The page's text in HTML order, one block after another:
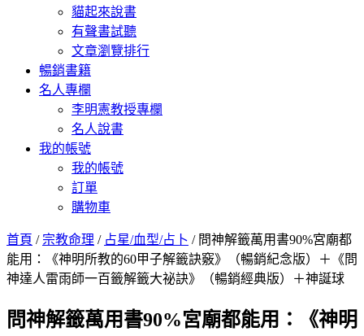
貓起來說書
有聲書試聽
文章瀏覽排行
暢銷書籍
名人專欄
李明憲教授專欄
名人說書
我的帳號
我的帳號
訂單
購物車
首頁 / 宗教命理 / 占星/血型/占卜 / 問神解籤萬用書90%宮廟都
能用：《神明所教的60甲子解籤訣竅》（暢銷紀念版）＋《問
神達人雷雨師一百籤解籤大祕訣》（暢銷經典版）＋神誕球
問神解籤萬用書90%宮廟都能用：《神明